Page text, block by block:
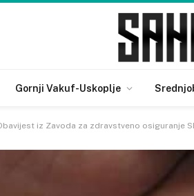
Gornji Vakuf-Uskoplje
iz Zavoda za zdravstveno osiguranje